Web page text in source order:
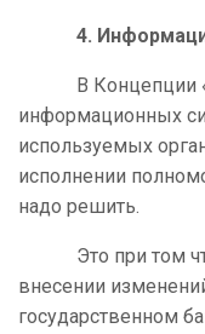
4.
В Концепции
информационных
используемых
исполнении
надо решить.
Это при том что
внесении
государственном